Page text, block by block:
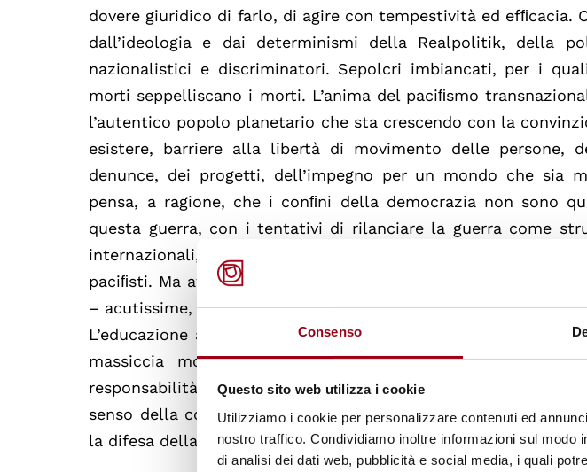
Consenso
Questo sito web utilizza i cookie
Utilizziamo i cookie per personalizzare contenuti ed
nostro traffico. Condividiamo inoltre informazioni sul
di analisi dei dati web, pubblicità e social media, i quali
dovere giuridico di farlo, di agire con tempestività ed efﬁcacia.
dall’ideologia e dai determinismi della Realpolitik, della
nazionalistici e discriminatori. Sepolcri imbiancati, per i
morti seppelliscano i morti. L’anima del paciﬁsmo
l’autentico popolo planetario che sta crescendo con la
esistere, barriere alla libertà di movimento delle persone,
denunce, dei progetti, dell’impegno per un mondo che sia
pensa, a ragione, che i conﬁni della democrazia non sono
questa guerra, con i tentativi di rilanciare la guerra come
internazionali, c’è chi vuole conculcare la pulsione
paciﬁsti. Ma attenzione, chi vuol fare questo non soltanto
– acutissime, sincere – ma mina alle fondamenta qualsiasi
L’educazione addestra a coltivare la speranza e a tradurla in
massiccia mobilitazione dei giovani è un monito, anzi
responsabilità sociale a chi usa istituzioni e politica come
senso della cosa pubblica e del bene comune. Al cuore di
la difesa della legalità e delle istituzioni, la promozione di